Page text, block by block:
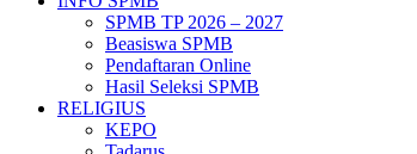
SPMB TP 2026 – 2027
Beasiswa SPMB
Pendaftaran Online
Hasil Seleksi SPMB
RELIGIUS
KEPO